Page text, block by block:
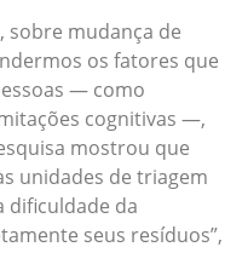
sobre mudança de
os fatores que
— como
cognitivas —,
mostrou que
unidades de triagem
dificuldade da
seus resíduos”,